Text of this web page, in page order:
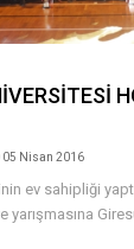
05 Nisan 2016
ev sahipliği
yarışmasına